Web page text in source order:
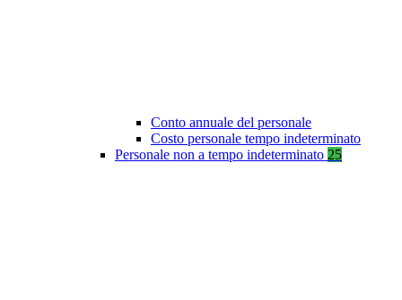
Conto annuale del personale
Costo personale tempo indeterminato
Personale non a tempo indeterminato 25